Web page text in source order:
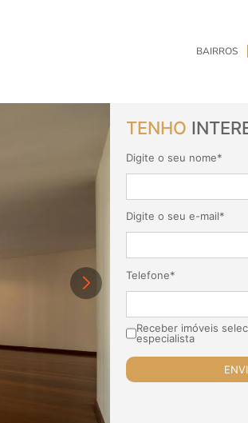
BAIRROS
TENHO
Digite o seu nome*
Digite o seu e-mail*
Telefone*
Receber imóveis
especialista